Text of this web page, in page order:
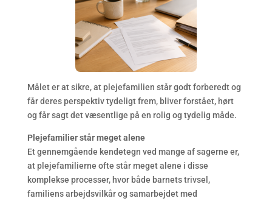
Målet er at sikre, at plejefamilien står godt forberedt og
får deres perspektiv tydeligt frem, bliver forstået, hørt
og får sagt det væsentlige på en rolig og tydelig måde.
Plejefamilier står meget alene
Et gennemgående kendetegn ved mange af sagerne er,
at plejefamilierne ofte står meget alene i disse
komplekse processer, hvor både barnets trivsel,
familiens arbejdsvilkår og samarbejdet med